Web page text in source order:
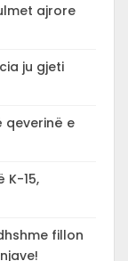
ajrore
ju gjeti
qeverinë e
K-15,
fillon